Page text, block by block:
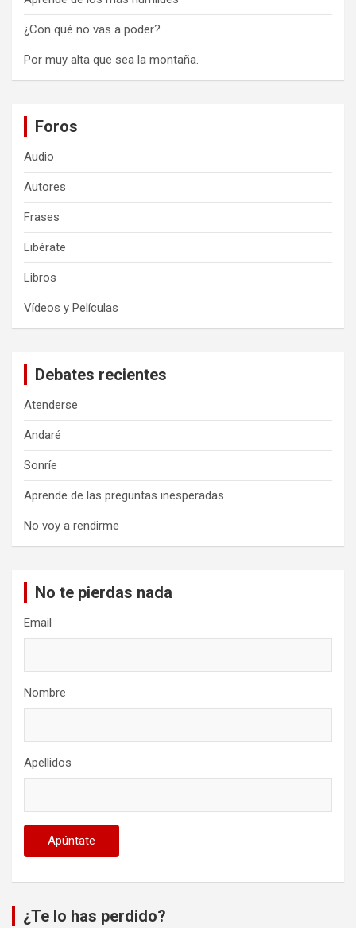
¿Con qué no vas a poder?
Por muy alta que sea la montaña.
Foros
Audio
Autores
Frases
Libérate
Libros
Vídeos y Películas
Debates recientes
Atenderse
Andaré
Sonríe
Aprende de las preguntas inesperadas
No voy a rendirme
No te pierdas nada
Email
Nombre
Apellidos
¿Te lo has perdido?